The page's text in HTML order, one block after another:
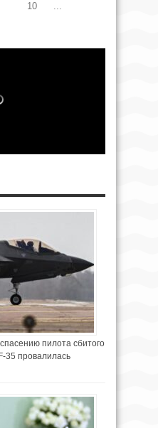
10
...
пилота сбитого
35 провалилась